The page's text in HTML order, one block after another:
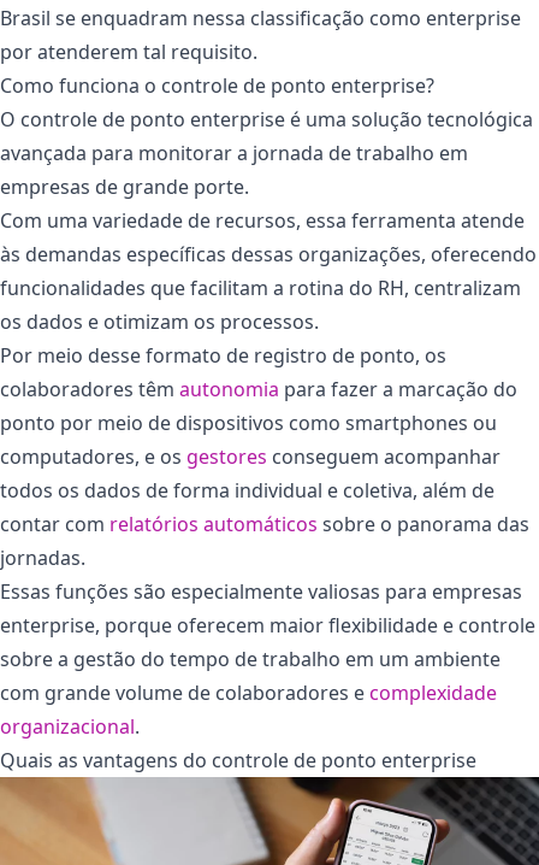
Brasil se enquadram nessa classificação como enterprise
por atenderem tal requisito.
Como funciona o controle de ponto enterprise?
O controle de ponto enterprise é uma solução tecnológica
avançada para monitorar a jornada de trabalho em
empresas de grande porte.
Com uma variedade de recursos, essa ferramenta atende
às demandas específicas dessas organizações, oferecendo
funcionalidades que facilitam a rotina do RH, centralizam
os dados e otimizam os processos.
Por meio desse formato de registro de ponto, os
colaboradores têm autonomia para fazer a marcação do
ponto por meio de dispositivos como smartphones ou
computadores, e os gestores conseguem acompanhar
todos os dados de forma individual e coletiva, além de
contar com relatórios automáticos sobre o panorama das
jornadas.
Essas funções são especialmente valiosas para empresas
enterprise, porque oferecem maior flexibilidade e controle
sobre a gestão do tempo de trabalho em um ambiente
com grande volume de colaboradores ecomplexidade
organizacional.
Quais as vantagens do controle de ponto enterprise